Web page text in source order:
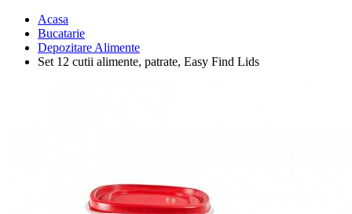
Acasa
Bucatarie
Depozitare Alimente
Set 12 cutii alimente, patrate, Easy Find Lids